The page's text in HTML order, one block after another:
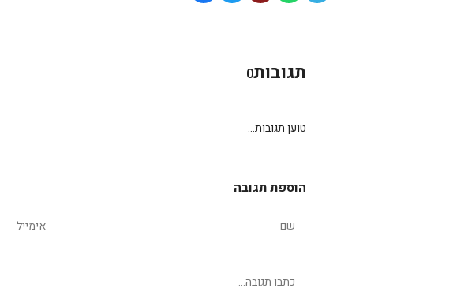
תגובות0
טוען תגובות...
הוספת תגובה